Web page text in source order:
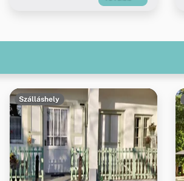
Szálláshely